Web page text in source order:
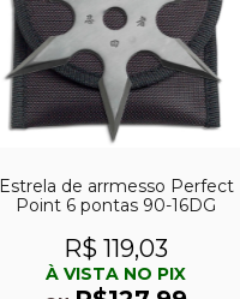
Estrela de arrmesso Perfect
Point 6 pontas 90-16DG
R$ 119,03
À VISTA NO PIX